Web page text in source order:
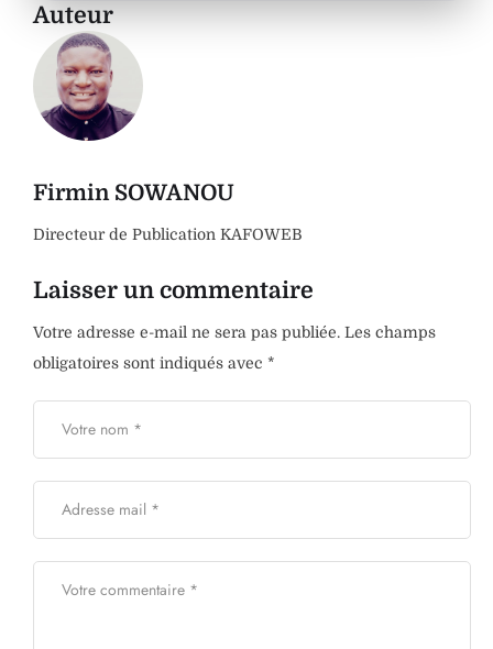
Auteur
Firmin SOWANOU
Directeur de Publication KAFOWEB
Laisser un commentaire
Votre adresse e-mail ne sera pas publiée. Les champs
obligatoires sont indiqués avec *